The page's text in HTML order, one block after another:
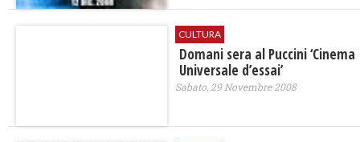
CULTURA
Domani sera al Puccini ‘Cinema
Universale d’essai’
Sabato, 29 Novembre 2008